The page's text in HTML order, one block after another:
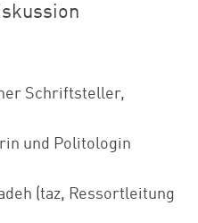
Schriftsteller,
und Politologin
(taz, Ressortleitung